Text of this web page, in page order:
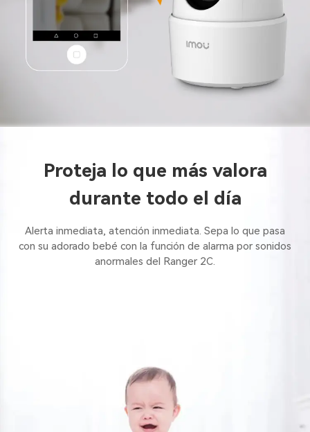
Proteja lo que más valora
durante todo el día
Alerta inmediata, atención inmediata. Sepa lo que pasa
con su adorado bebé con la función de alarma por sonidos
anormales del Ranger 2C.